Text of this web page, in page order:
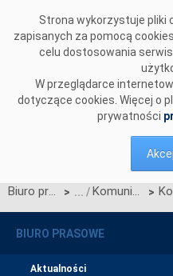
Strona wykorzystuje pliki
zapisanych za pomocą
celu dostosowania
W przeglądarce
dotyczące cookies. Więcej o
prywatności
Biuro prasowe > Komunikaty OSP >
BIURO PRASOWE
Aktualności